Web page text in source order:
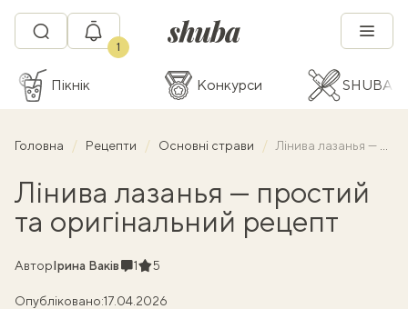
1
Пікнік Конкурси SHUBA
Головна Рецепти Основні страви Лінива лазанья — простий та оригінальний рецепт
Лінива лазанья — простий
та оригінальний рецепт
АвторІрина ВаківКоментарі
1Рейтинг
5
Опубліковано:17.04.2026